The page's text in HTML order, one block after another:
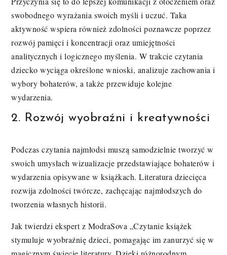
swobodnego wyrażania swoich myśli i uczuć. Taka
aktywność wspiera również zdolności poznawcze poprzez
rozwój pamięci i koncentracji oraz umiejętności
analitycznych i logicznego myślenia. W trakcie czytania
dziecko wyciąga określone wnioski, analizuje zachowania i
wybory bohaterów, a także przewiduje kolejne
wydarzenia.
2. Rozwój wyobraźni i kreatywności
Podczas czytania najmłodsi muszą samodzielnie tworzyć w
swoich umysłach wizualizacje przedstawiające bohaterów i
wydarzenia opisywane w książkach. Literatura dziecięca
rozwija zdolności twórcze, zachęcając najmłodszych do
tworzenia własnych historii.
Jak twierdzi ekspert z ModraSova „Czytanie książek
stymuluje wyobraźnię dzieci, pomagając im zanurzyć się w